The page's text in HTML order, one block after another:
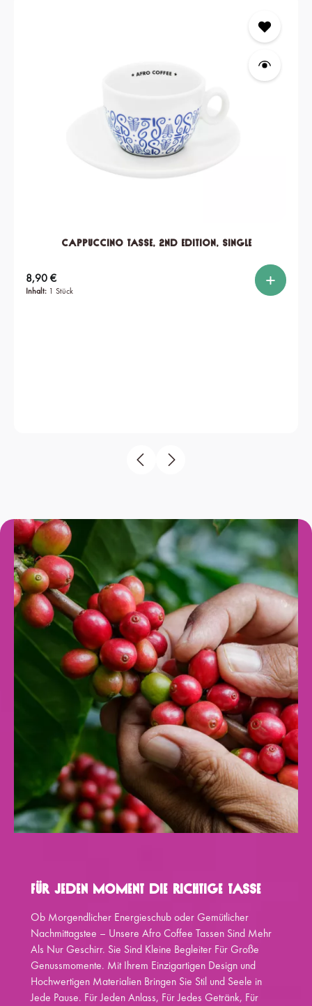
Cappuccino Tasse, 2nd edition, single
Inhalt: 1 Stück
Regulärer Preis:
8,90 €
Für Jeden Moment Die Richtige Tasse
Ob Morgendlicher Energieschub oder Gemütlicher
Nachmittagstee – Unsere Afro Coffee Tassen Sind Mehr
Als Nur Geschirr. Sie Sind Kleine Begleiter Für Große
Genussmomente. Mit Ihrem Einzigartigen Design und
Hochwertigen Materialien Bringen Sie Stil und Seele in
Jede Pause. Für Jeden Anlass, Für Jedes Getränk, Für